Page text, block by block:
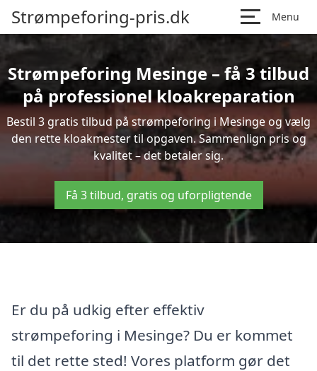
Strømpeforing-pris.dk Menu
Strømpeforing Mesinge – få 3 tilbud
på professionel kloakreparation
Bestil 3 gratis tilbud på strømpeforing i Mesinge og vælg
den rette kloakmester til opgaven. Sammenlign pris og
kvalitet – det betaler sig.
Få 3 tilbud, gratis og uforpligtende
Er du på udkig efter effektiv
strømpeforing i Mesinge? Du er kommet
til det rette sted! Vores platform gør det